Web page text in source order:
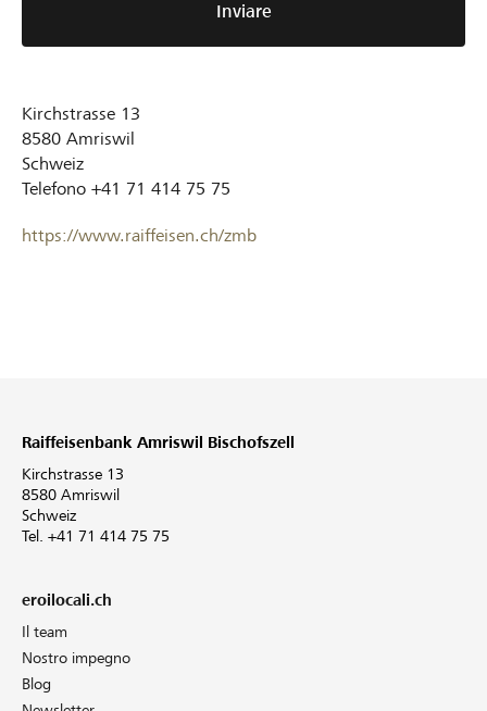
Inviare
Kirchstrasse 13
8580 Amriswil
Schweiz
Telefono +41 71 414 75 75
https://www.raiffeisen.ch/zmb
Raiffeisenbank Amriswil Bischofszell
Kirchstrasse 13
8580 Amriswil
Schweiz
Tel. +41 71 414 75 75
eroilocali.ch
Il team
Nostro impegno
Blog